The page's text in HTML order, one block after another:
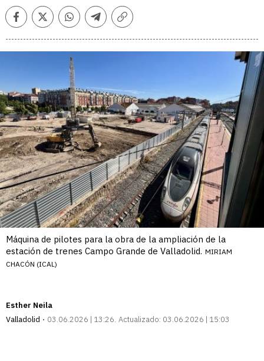
FacebookTwitterWhatsappTelegramCopiar
Máquina de pilotes para la obra de la ampliación de la
estación de trenes Campo Grande de Valladolid. MIRIAM
CHACÓN (ICAL)
Esther Neila
Valladolid
03.06.2026 | 13:26 Actualizado: 03.06.2026 | 15:03